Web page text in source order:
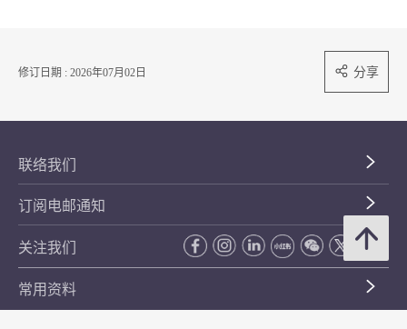
修订日期 : 2026年07月02日 分享
联络我们
订阅电邮通知
关注我们
常用资料